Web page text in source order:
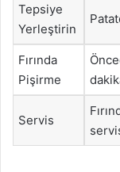
Tepsiye
Yerleştirin
Fırında
Pişirme
Servis